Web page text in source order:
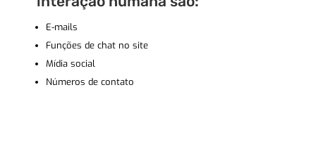
E-mails
Funções de chat no site
Mídia social
Números de contato